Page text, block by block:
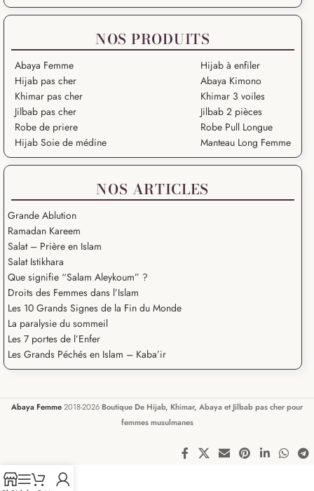
NOS PRODUITS
Abaya Femme
Hijab pas cher
Khimar pas cher
Jilbab pas cher
Robe de priere
Hijab Soie de médine
Hijab à enfiler
Abaya Kimono
Khimar 3 voiles
Jilbab 2 pièces
Robe Pull Longue
Manteau Long Femme
NOS ARTICLES
Grande Ablution
Ramadan Kareem
Salat – Prière en Islam
Salat Istikhara
Que signifie “Salam Aleykoum” ?
Droits des Femmes dans l’Islam
Les 10 Grands Signes de la Fin du Monde
La paralysie du sommeil
Les 7 portes de l’Enfer
Les Grands Péchés en Islam – Kaba’ir
Abaya Femme2018-2026 Boutique De Hijab, Khimar, Abaya et Jilbab pas cher pour
femmes musulmanes